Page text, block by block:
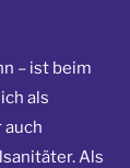
– ist beim
als
auch
Als